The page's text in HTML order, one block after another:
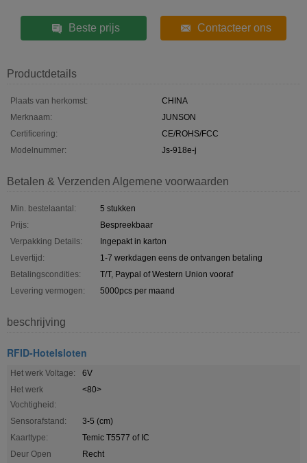
Beste prijs Contacteer ons
Productdetails
Plaats van herkomst:
CHINA
Merknaam:
JUNSON
Certificering:
CE/ROHS/FCC
Modelnummer:
Js-918e-j
Betalen & Verzenden Algemene voorwaarden
Min. bestelaantal:
5 stukken
Prijs:
Bespreekbaar
Verpakking Details:
Ingepakt in karton
Levertijd:
1-7 werkdagen eens de ontvangen betaling
Betalingscondities:
T/T, Paypal of Western Union vooraf
Levering vermogen:
5000pcs per maand
beschrijving
RFID-Hotelsloten
Het werk Voltage:
6V
Het werk
Vochtigheid:
<80>
Sensorafstand:
3-5 (cm)
Kaarttype:
Temic T5577 of IC
Deur Open
Recht